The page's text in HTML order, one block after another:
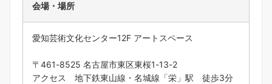
会場・場所
愛知芸術文化センター12F アートスペース
〒461-8525 名古屋市東区東桜1-13-2
アクセス 地下鉄東山線・名城線「栄」駅 徒歩3分